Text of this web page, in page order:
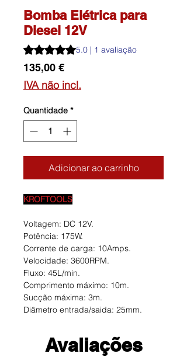
Bomba Elétrica para
Diesel 12V
A classificação é 5.0 de 5 estrelas
5.0 | 1 avaliação
135,00 €Preço
IVA não incl.
Quantidade *
Adicionar ao carrinho
KROFTOOLS
Voltagem: DC 12V.
Potência: 175W.
Corrente de carga: 10Amps.
Velocidade: 3600RPM.
Fluxo: 45L/min.
Comprimento máximo: 10m.
Sucção máxima: 3m.
Diâmetro entrada/saida: 25mm.
Avaliações